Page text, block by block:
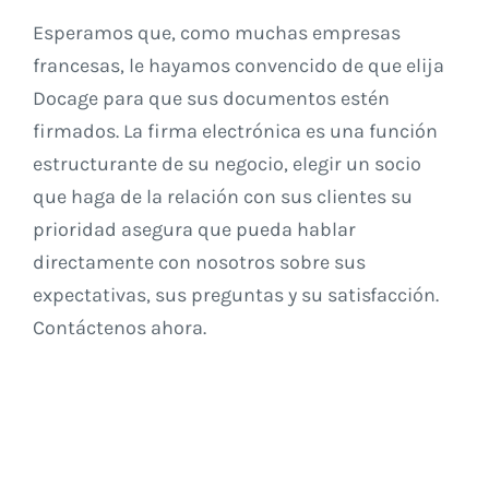
Esperamos que, como muchas empresas
francesas, le hayamos convencido de que elija
Docage para que sus documentos estén
firmados. La firma electrónica es una función
estructurante de su negocio, elegir un socio
que haga de la relación con sus clientes su
prioridad asegura que pueda hablar
directamente con nosotros sobre sus
expectativas, sus preguntas y su satisfacción.
Contáctenos ahora.